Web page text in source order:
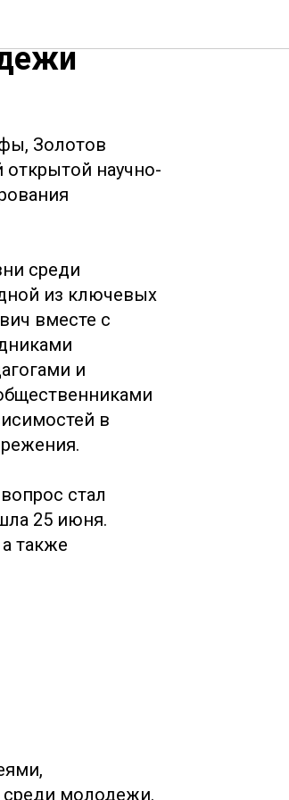
Золотов
открытой научно-
среди
из ключевых
вместе с
и
в
стал
25 июня.
также
среди молодежи.